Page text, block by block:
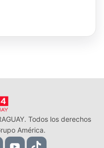
Todos los derechos
América.